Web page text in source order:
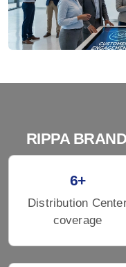
RIPPA
6+
Distribution
coverage